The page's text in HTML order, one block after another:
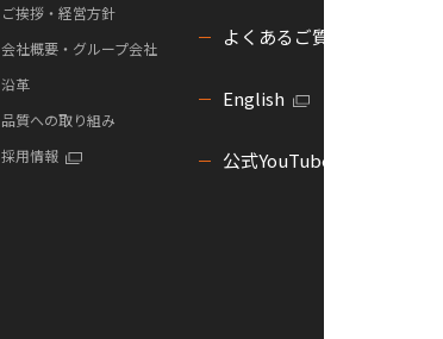
ご挨拶・経営方針
会社概要・グループ会社
沿革
品質への取り組み
採用情報
よくあるご質問
English
公式YouTube